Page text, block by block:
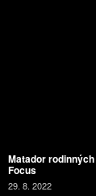
Matador
Focus
29. 8. 2022